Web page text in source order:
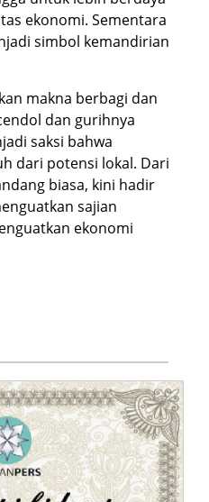
ekonomi. Sementara
simbol kemandirian
makna berbagi dan
dan gurihnya
saksi bahwa
dari potensi lokal. Dari
biasa, kini hadir
sajian
ekonomi